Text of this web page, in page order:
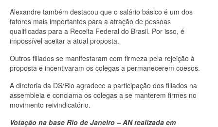
Alexandre também destacou que o salário básico é um dos
fatores mais importantes para a atração de pessoas
qualificadas para a Receita Federal do Brasil. Por isso, é
impossível aceitar a atual proposta.
Outros filiados se manifestaram com firmeza pela rejeição à
proposta e incentivaram os colegas a permanecerem coesos.
A diretoria da DS/Rio agradece a participação dos filiados na
assembleia e conclama os colegas a se manterem firmes no
movimento reivindicatório.
Votação na base Rio de Janeiro – AN realizada em